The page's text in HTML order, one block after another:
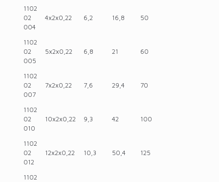
1102
02
004
4x2x0,22 6,2 16,8 50
1102
02
005
5x2x0,22 6,8 21 60
1102
02
007
7x2x0,22 7,6 29,4 70
1102
02
010
10x2x0,22 9,3 42 100
1102
02
012
12x2x0,22 10,3 50,4 125
1102